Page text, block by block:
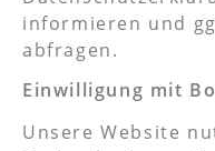
informieren und
abfragen.
Einwilligung mit
Unsere Website